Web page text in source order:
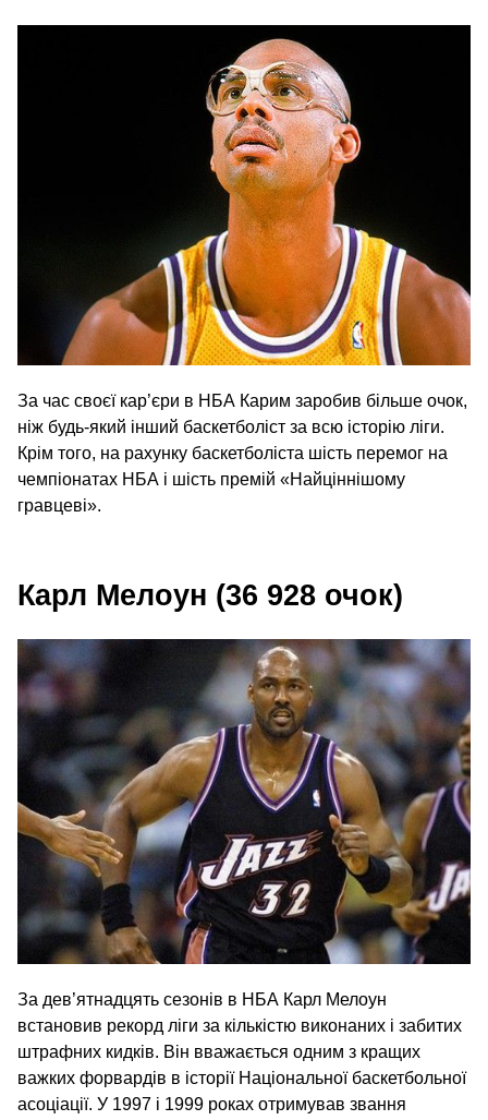
За час своєї кар’єри в НБА Карим заробив більше очок,
ніж будь-який інший баскетболіст за всю історію ліги.
Крім того, на рахунку баскетболіста шість перемог на
чемпіонатах НБА і шість премій «Найціннішому
гравцеві».
Карл Мелоун (36 928 очок)
За дев’ятнадцять сезонів в НБА Карл Мелоун
встановив рекорд ліги за кількістю виконаних і забитих
штрафних кидків. Він вважається одним з кращих
важких форвардів в історії Національної баскетбольної
асоціації. У 1997 і 1999 роках отримував звання